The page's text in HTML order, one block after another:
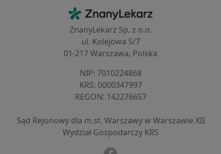
ZnanyLekarz - Strona główna
ZnanyLekarz Sp. z o.o.
ul. Kolejowa 5/7
01-217 Warszawa, Polska
NIP: ⁠7010224868
KRS: ⁠0000347997
REGON: ⁠142276657
Sąd Rejonowy dla m.st. Warszawy w Warszawie XII
Wydział Gospodarczy KRS